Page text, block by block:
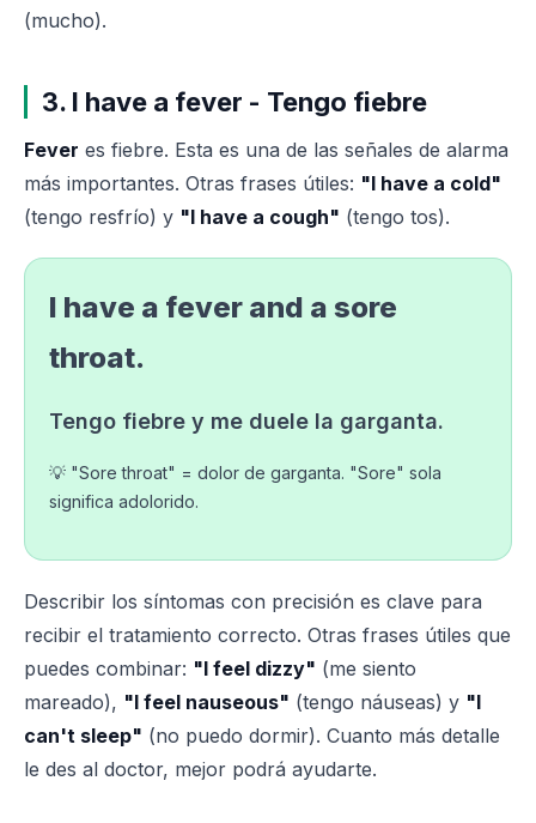
(mucho).
3. I have a fever - Tengo fiebre
Fever es fiebre. Esta es una de las señales de alarma
más importantes. Otras frases útiles: "I have a cold"
(tengo resfrío) y "I have a cough" (tengo tos).
I have a fever and a sore
throat.
Tengo fiebre y me duele la garganta.
💡 "Sore throat" = dolor de garganta. "Sore" sola
significa adolorido.
Describir los síntomas con precisión es clave para
recibir el tratamiento correcto. Otras frases útiles que
puedes combinar: "I feel dizzy" (me siento
mareado), "I feel nauseous" (tengo náuseas) y "I
can't sleep" (no puedo dormir). Cuanto más detalle
le des al doctor, mejor podrá ayudarte.